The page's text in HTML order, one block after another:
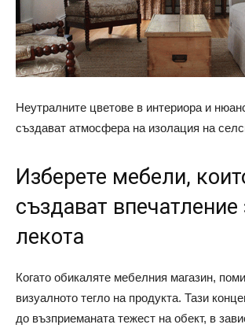
Неутралните цветове в интериора и
създават атмосфера на изолация на
Изберете мебели,
създават впечатление
лекота
Когато обикаляте мебелния магазин,
визуалното тегло на продукта. Тази
до възприеманата тежест на обект, в